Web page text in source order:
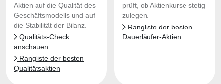
Aktien auf die Qualität des
Geschäftsmodells und auf
die Stabilität der Bilanz.
Qualitäts-Check
anschauen
Rangliste der besten
Qualitätsaktien
prüft, ob Aktienkurse stetig
zulegen.
Rangliste der besten
Dauerläufer-Aktien